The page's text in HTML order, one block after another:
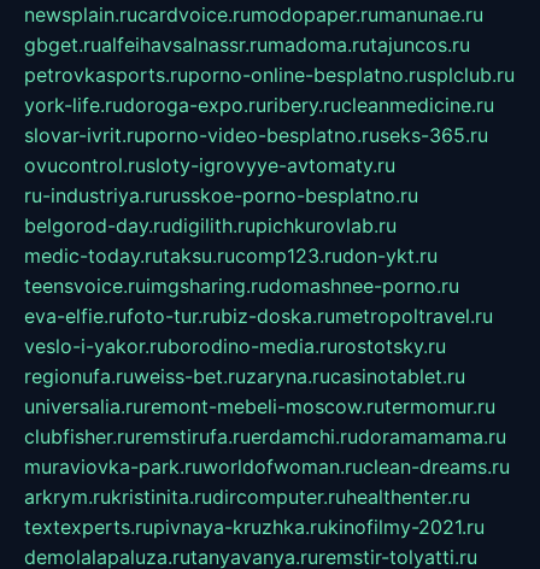
newsplain.rucardvoice.rumodopaper.rumanunae.ru
gbget.rualfeihavsalnassr.rumadoma.rutajuncos.ru
petrovkasports.ruporno-online-besplatno.rusplclub.ru
york-life.rudoroga-expo.ruribery.rucleanmedicine.ru
slovar-ivrit.ruporno-video-besplatno.ruseks-365.ru
ovucontrol.rusloty-igrovyye-avtomaty.ru
ru-industriya.rurusskoe-porno-besplatno.ru
belgorod-day.rudigilith.rupichkurovlab.ru
medic-today.rutaksu.rucomp123.rudon-ykt.ru
teensvoice.ruimgsharing.rudomashnee-porno.ru
eva-elfie.rufoto-tur.rubiz-doska.rumetropoltravel.ru
veslo-i-yakor.ruborodino-media.rurostotsky.ru
regionufa.ruweiss-bet.ruzaryna.rucasinotablet.ru
universalia.ruremont-mebeli-moscow.rutermomur.ru
clubfisher.ruremstirufa.ruerdamchi.rudoramamama.ru
muraviovka-park.ruworldofwoman.ruclean-dreams.ru
arkrym.rukristinita.rudircomputer.ruhealthenter.ru
textexperts.rupivnaya-kruzhka.rukinofilmy-2021.ru
demolalapaluza.rutanyavanya.ruremstir-tolyatti.ru